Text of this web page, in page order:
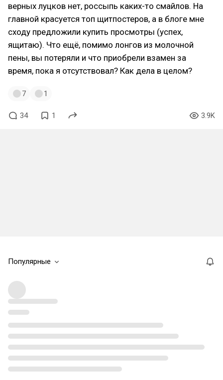
верных луцков нет, россыпь каких-то смайлов. На
главной красуется топ щитпостеров, а в блоге мне
сходу предложили купить просмотры (успех,
ящитаю). Что ещё, помимо лонгов из молочной
пены, вы потеряли и что приобрели взамен за
время, пока я отсутствовал? Как дела в целом?
7 1
34 1 3.9K
Популярные